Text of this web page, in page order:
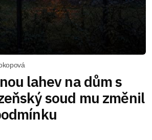
lahev na dům s
soud mu změnil